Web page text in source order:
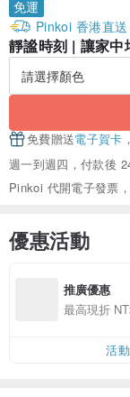
免運
Pinkoi 香港直
靜謐時刻 | 讓家
免費贈送電子賀卡
週一到週四，付款後
Pinkoi 代開電子發票
優惠活動
推廣優惠
最高現折
活